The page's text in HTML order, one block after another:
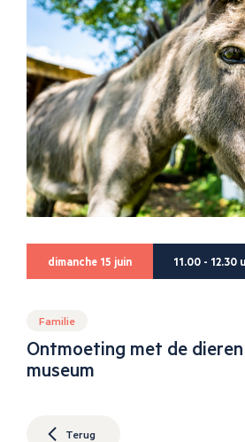
dimanche 15 juin 11.00 - 12.30
Familie
Ontmoeting met de
museum
Terug